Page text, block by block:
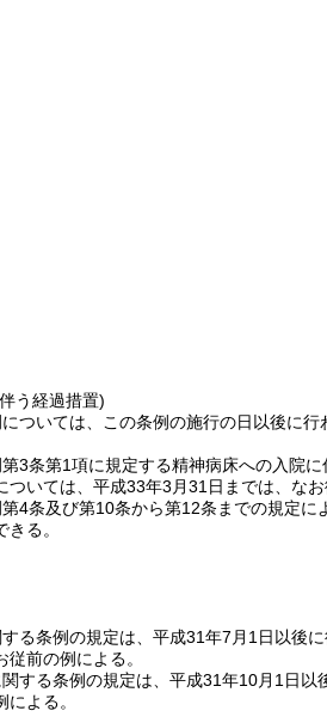
う経過措置)
ついては、この条例の施行の日以後に
3条第1項に規定する精神病床への入院
いては、平成33年3月31日までは、なお
4条及び第10条から第12条までの規定
る。
る条例の規定は、平成31年7月1日以後
前の例による。
する条例の規定は、平成31年10月1日
よる。